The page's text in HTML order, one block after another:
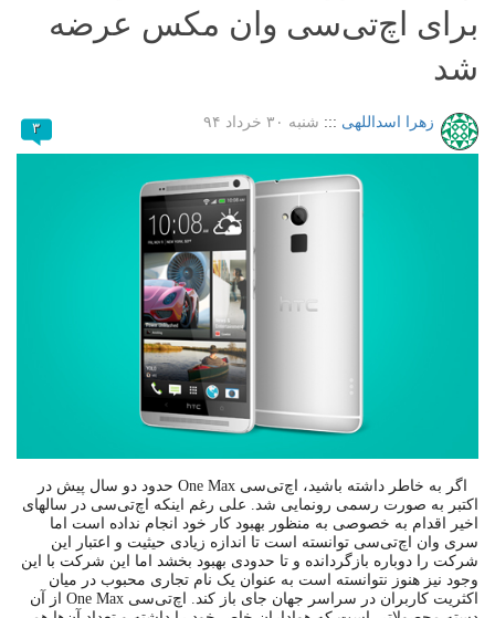
برای اچ‌تی‌سی وان مکس عرضه
شد
زهرا اسداللهی ::: شنبه ۳۰ خرداد ۹۴ ۳
اگر به خاطر داشته باشید، اچ‌تی‌سی One Max حدود دو سال پیش در
اکتبر به صورت رسمی رونمایی شد. علی رغم اینکه اچ‌تی‌سی در سالهای
اخیر اقدام به خصوصی به منظور بهبود کار خود انجام نداده است اما
سری وان اچ‌تی‌سی توانسته است تا اندازه زیادی حیثیت و اعتبار این
شرکت را دوباره بازگردانده و تا حدودی بهبود بخشد اما این شرکت با این
وجود نیز هنوز نتوانسته است به عنوان یک نام تجاری محبوب در میان
اکثریت کاربران در سراسر جهان جای باز کند. اچ‌تی‌سی One Max از آن